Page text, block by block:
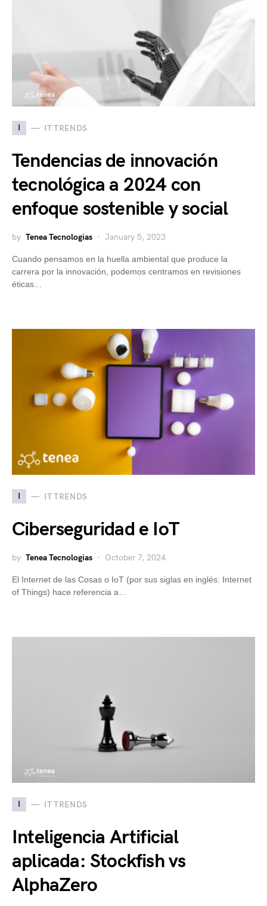
I IT TRENDS
Tendencias de innovación
tecnológica a 2024 con
enfoque sostenible y social
by Tenea Tecnologias January 5, 2023
Cuando pensamos en la huella ambiental que produce la
carrera por la innovación, podemos centramos en revisiones
éticas…
I IT TRENDS
Ciberseguridad e IoT
by Tenea Tecnologias October 7, 2024
El Internet de las Cosas o IoT (por sus siglas en inglés: Internet
of Things) hace referencia a…
I IT TRENDS
Inteligencia Artificial
aplicada: Stockfish vs
AlphaZero